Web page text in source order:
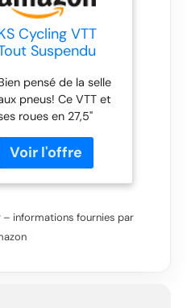
Cycling VTT
Suspendu
Rouge TC
cm
pensé de la selle
pneus! Ce VTT et
roues en 27,5"
cadre noir et ses
blancs très
Le VTT tout
dérailleur
21 vitesses.
informations fournies par